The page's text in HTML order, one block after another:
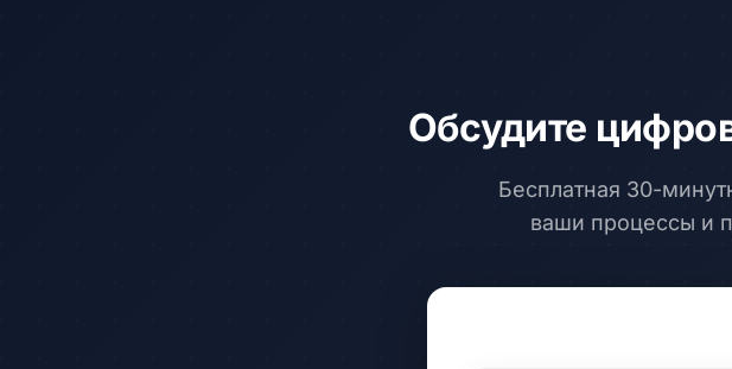
Обсудите
Бесплатная 30-
ваши процессы и